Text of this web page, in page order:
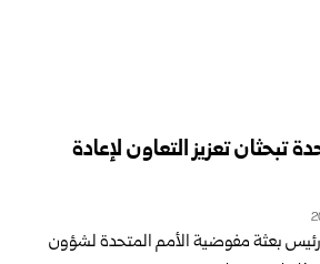
تبحثان تعزيز التعاون لإعادة